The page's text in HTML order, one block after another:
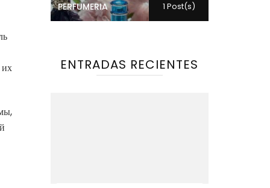
PERFUMERIA 1 Post(s)
ENTRADAS RECIENTES